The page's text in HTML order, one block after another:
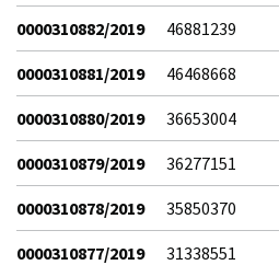
0000310882/2019 46881239
0000310881/2019 46468668
0000310880/2019 36653004
0000310879/2019 36277151
0000310878/2019 35850370
0000310877/2019 31338551